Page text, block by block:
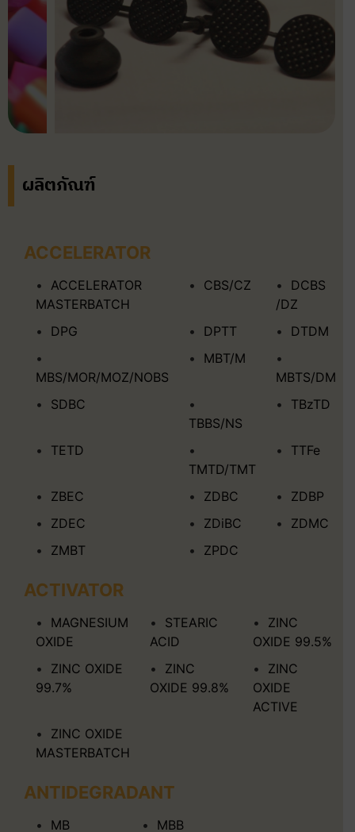
ผลิตภัณฑ์
ACCELERATOR
ACCELERATOR
MASTERBATCH
CBS/CZ
DCBS
/DZ
DPG
DPTT DTDM
MBS/MOR/MOZ/NOBS
MBT/M
MBTS/DM
SDBC
TBBS/NS
TBzTD
TETD
TMTD/TMT
TTFe
ZBEC ZDBC
ZDBP
ZDEC
ZDiBC
ZDMC
ZMBT
ZPDC
ACTIVATOR
MAGNESIUM
OXIDE
STEARIC
ACID
ZINC
OXIDE 99.5%
ZINC OXIDE
99.7%
ZINC
OXIDE 99.8%
ZINC
OXIDE
ACTIVE
ZINC OXIDE
MASTERBATCH
ANTIDEGRADANT
MB MBB